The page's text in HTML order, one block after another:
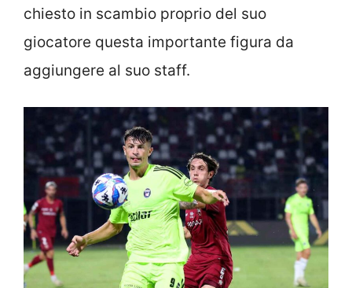
chiesto in scambio proprio del suo
giocatore questa importante figura da
aggiungere al suo staff.